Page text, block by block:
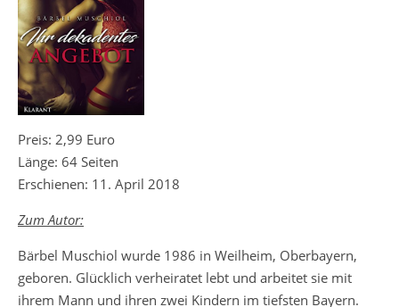
Preis: 2,99 Euro
Länge: 64 Seiten
Erschienen: 11. April 2018
Zum Autor:
Bärbel Muschiol wurde 1986 in Weilheim, Oberbayern,
geboren. Glücklich verheiratet lebt und arbeitet sie mit
ihrem Mann und ihren zwei Kindern im tiefsten Bayern.